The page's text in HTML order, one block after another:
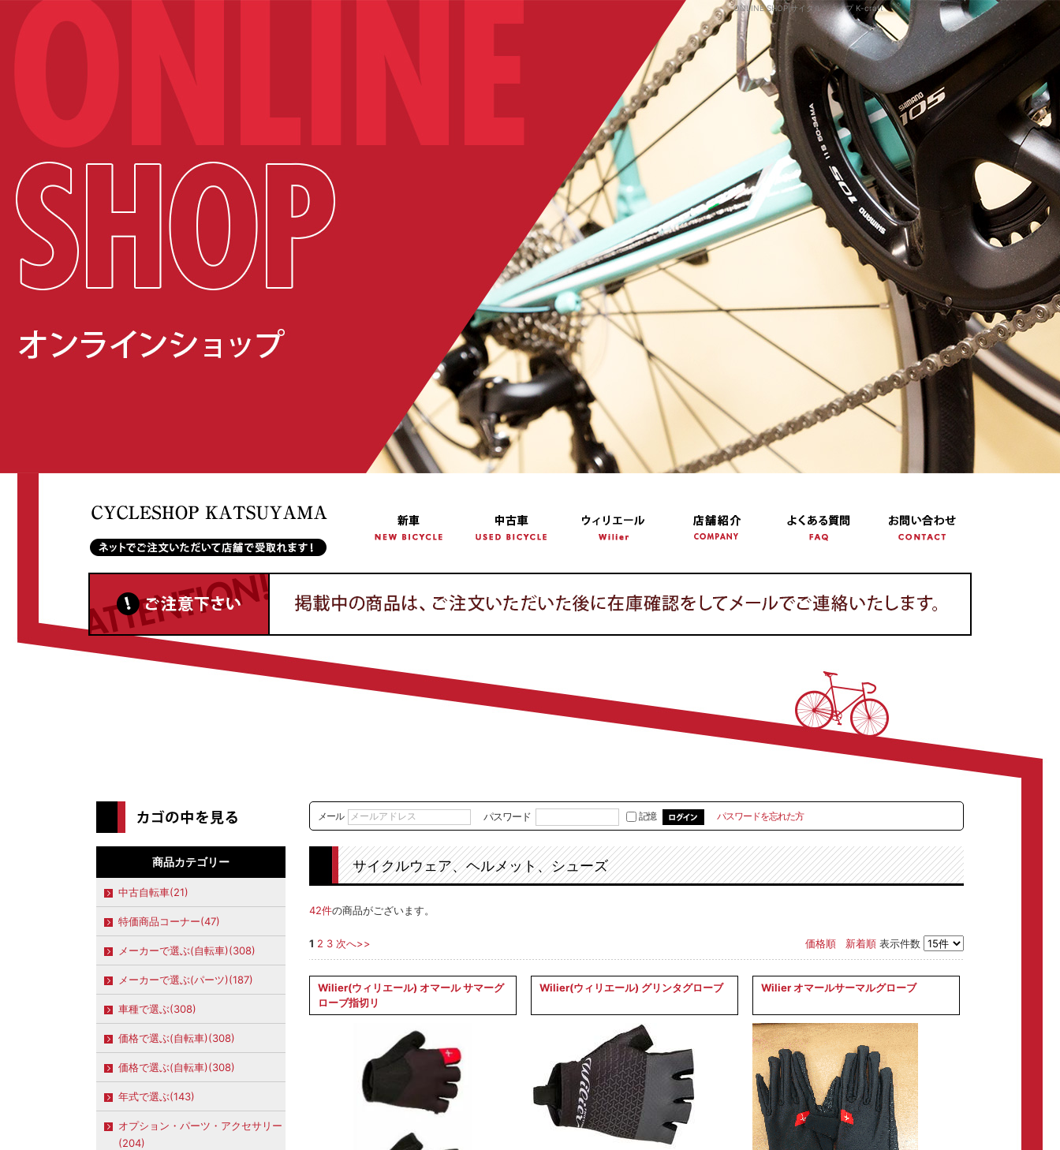
ONLINE SHOP|サイクルショップ K-craft
商品カテゴリー
中古自転車(21)
特価商品コーナー(47)
メーカーで選ぶ(自転車)(308)
メーカーで選ぶ(パーツ)(187)
車種で選ぶ(308)
価格で選ぶ(自転車)(308)
価格で選ぶ(自転車)(308)
年式で選ぶ(143)
オプション・パーツ・アクセサリー
(204)
メール パスワード 記憶 パスワードを忘れた方
サイクルウェア、ヘルメット、シューズ
42件の商品がございます。
価格順 新着順 表示件数
1 2 3 次へ>>
Wilier(ウィリエール) オマール サマーグ
ローブ指切リ
Wilier(ウィリエール) グリンタグローブ Wilier オマールサーマルグローブ